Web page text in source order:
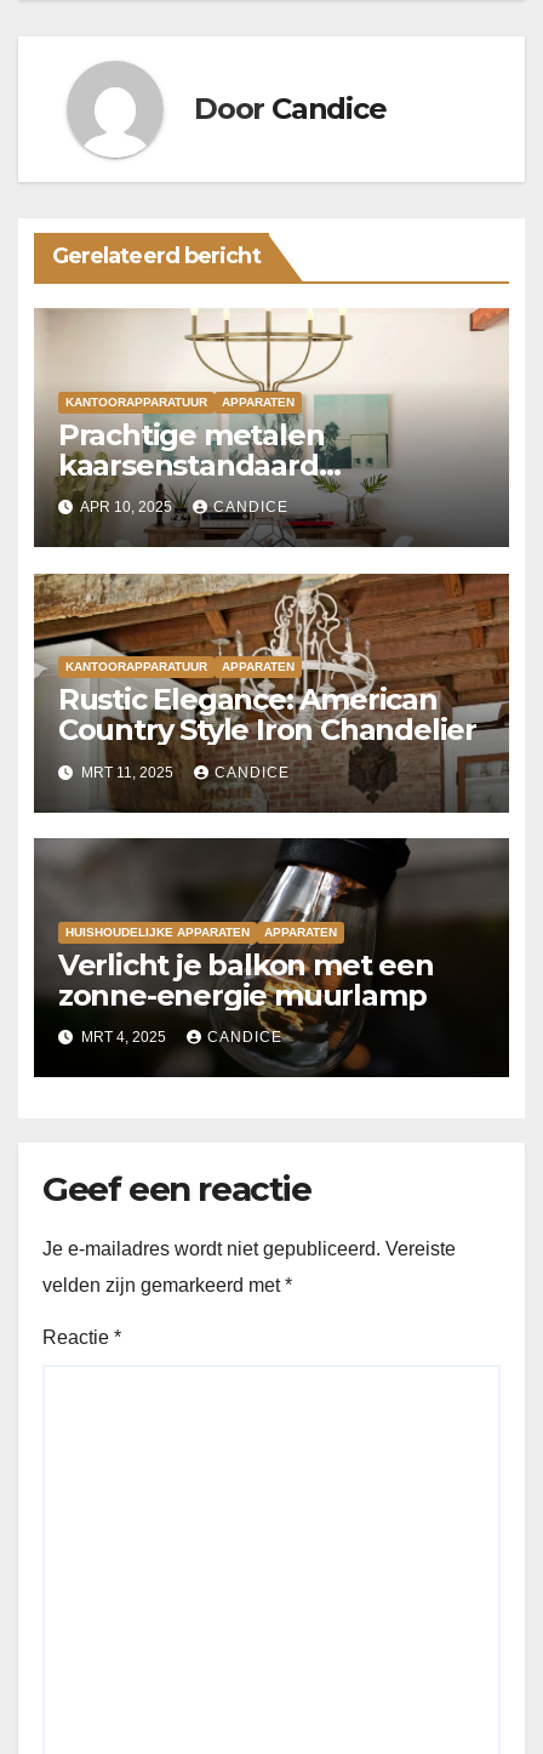
Door Candice
Gerelateerd bericht
KANTOORAPPARATUUR APPARATEN
Prachtige metalen
kaarsenstandaard
kroonluchter
APR 10, 2025 CANDICE
KANTOORAPPARATUUR APPARATEN
Rustic Elegance: American
Country Style Iron Chandelier
MRT 11, 2025 CANDICE
HUISHOUDELIJKE APPARATEN APPARATEN
Verlicht je balkon met een
zonne-energie muurlamp
MRT 4, 2025 CANDICE
Geef een reactie
Je e-mailadres wordt niet gepubliceerd. Vereiste
velden zijn gemarkeerd met*
Reactie *